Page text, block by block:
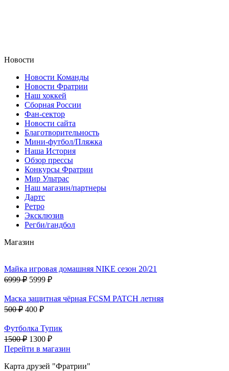
Новости
Новости Команды
Новости Фратрии
Наш хоккей
Сборная России
Фан-cектор
Новости сайта
Благотворительность
Мини-футбол/Пляжка
Наша История
Обзор прессы
Конкурсы Фратрии
Мир Ультрас
Наш магазин/партнеры
Дартс
Ретро
Эксклюзив
Регби/гандбол
Магазин
Майка игровая домашняя NIKE сезон 20/21
6999 ₽ 5999 ₽
Маска защитная чёрная FCSM PATCH летняя
500 ₽ 400 ₽
Футболка Тупик
1500 ₽ 1300 ₽
Перейти в магазин
Карта друзей "Фратрии"